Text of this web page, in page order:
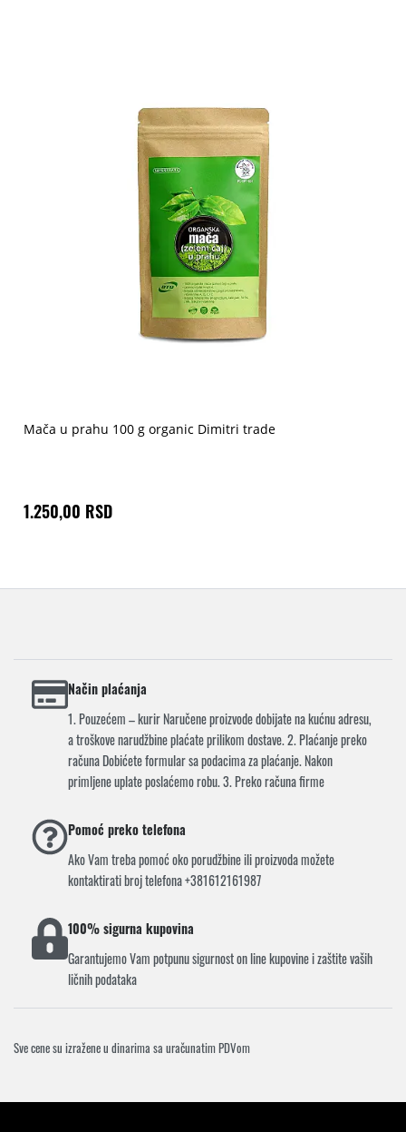
Mača u prahu 100 g organic Dimitri trade
1.250,00 RSD
Način plaćanja
1. Pouzećem – kurir Naručene proizvode dobijate na kućnu adresu,
a troškove narudžbine plaćate prilikom dostave. 2. Plaćanje preko
računa Dobićete formular sa podacima za plaćanje. Nakon
primljene uplate poslaćemo robu. 3. Preko računa firme
Pomoć preko telefona
Ako Vam treba pomoć oko porudžbine ili proizvoda možete
kontaktirati broj telefona +381612161987
100% sigurna kupovina
Garantujemo Vam potpunu sigurnost on line kupovine i zaštite vaših
ličnih podataka
Sve cene su izražene u dinarima sa uračunatim PDVom